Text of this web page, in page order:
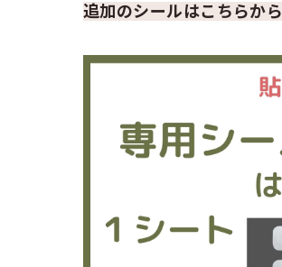
追加のシールはこちらから